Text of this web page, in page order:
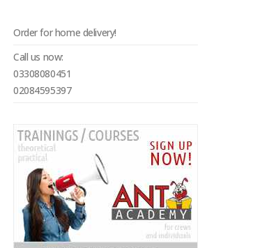
Order for home delivery!
Call us now:
03308080451
02084595397